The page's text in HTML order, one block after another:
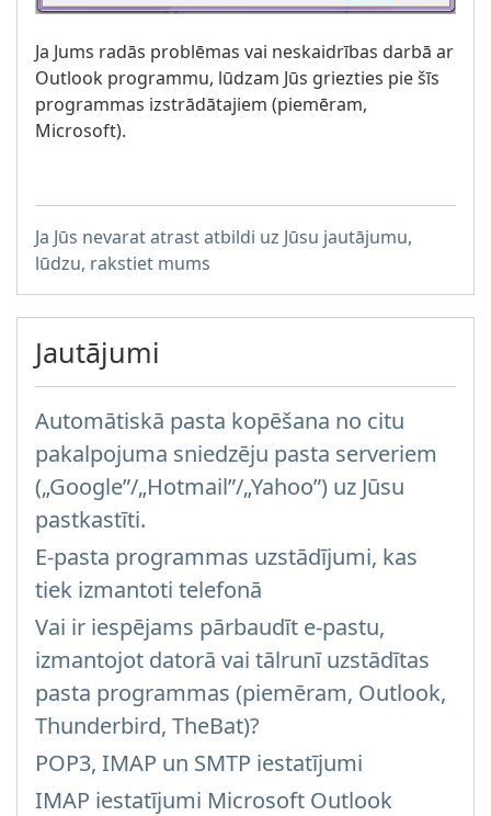
Ja Jums radās problēmas vai neskaidrības darbā ar
Outlook programmu, lūdzam Jūs griezties pie šīs
programmas izstrādātajiem (piemēram,
Microsoft).
Ja Jūs nevarat atrast atbildi uz Jūsu jautājumu,
lūdzu, rakstiet mums
Jautājumi
Automātiskā pasta kopēšana no citu
pakalpojuma sniedzēju pasta serveriem
(„Google”/„Hotmail”/„Yahoo”) uz Jūsu
pastkastīti.
E-pasta programmas uzstādījumi, kas
tiek izmantoti telefonā
Vai ir iespējams pārbaudīt e-pastu,
izmantojot datorā vai tālrunī uzstādītas
pasta programmas (piemēram, Outlook,
Thunderbird, TheBat)?
POP3, IMAP un SMTP iestatījumi
IMAP iestatījumi Microsoft Outlook